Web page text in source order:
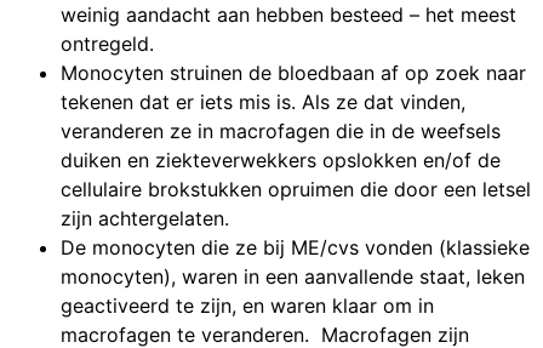
weinig aandacht aan hebben besteed – het meest
ontregeld.
Monocyten struinen de bloedbaan af op zoek naar
tekenen dat er iets mis is. Als ze dat vinden,
veranderen ze in macrofagen die in de weefsels
duiken en ziekteverwekkers opslokken en/of de
cellulaire brokstukken opruimen die door een letsel
zijn achtergelaten.
De monocyten die ze bij ME/cvs vonden (klassieke
monocyten), waren in een aanvallende staat, leken
geactiveerd te zijn, en waren klaar om in
macrofagen te veranderen. Macrofagen zijn